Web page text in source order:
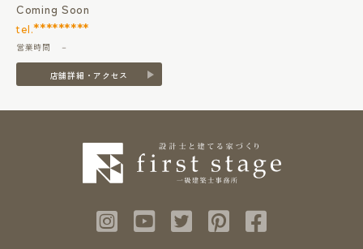
Coming Soon
tel.*********
営業時間 －
店舗詳細・アクセス